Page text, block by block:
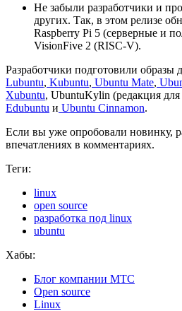
Не забыли разработчики и
других. Так, в этом релизе
Raspberry Pi 5 (серверные и
VisionFive 2 (RISC-V).
Разработчики подготовили образы
Lubuntu, Kubuntu, Ubuntu Mate,
Xubuntu, UbuntuKylin (редакция
Edubuntu и Ubuntu Cinnamon.
Если вы уже опробовали новинку,
впечатлениях в комментариях.
Теги:
linux
open source
разработка под linux
ubuntu
Хабы:
Блог компании МТС
Open source
Linux